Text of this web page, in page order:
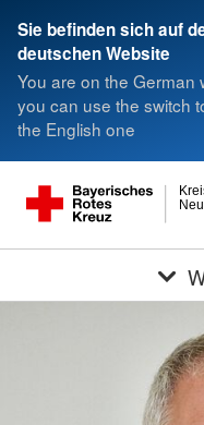
Sie befinden sich auf
deutschen Website
You are on the German
you can use the switch
the English one